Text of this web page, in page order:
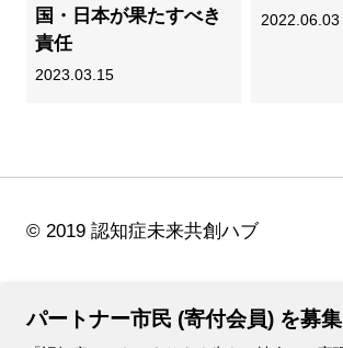
国・日本が果たすべき
責任
2023.03.15
2022.06.03
© 2019 認知症未来共創ハブ
パートナー市民 (寄付会員) を募集